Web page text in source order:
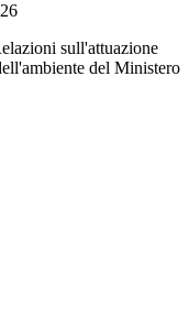
sull'attuazione
del Ministero